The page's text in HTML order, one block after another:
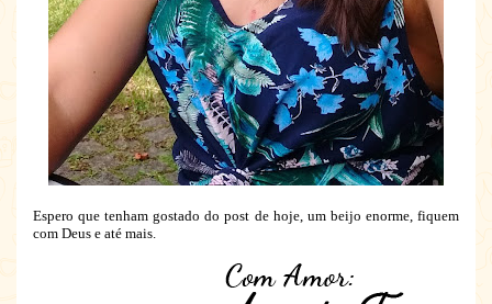
Espero que tenham gostado do post de hoje, um beijo enorme, fiquem
com Deus e até mais.